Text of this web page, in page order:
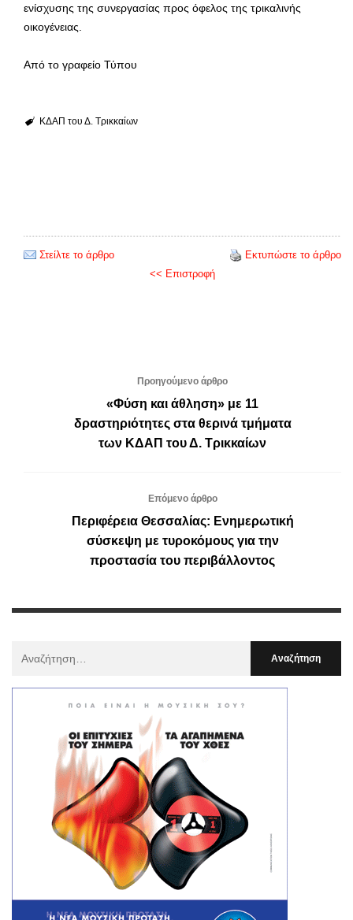
ενίσχυσης της συνεργασίας προς όφελος της τρικαλινής
οικογένειας.
Από το γραφείο Τύπου
ΚΔΑΠ του Δ. Τρικκαίων
Στείλτε το άρθρο
Εκτυπώστε το άρθρο
<< Επιστροφή
Προηγούμενο άρθρο
«Φύση και άθληση» με 11
δραστηριότητες στα θερινά τμήματα
των ΚΔΑΠ του Δ. Τρικκαίων
Επόμενο άρθρο
Περιφέρεια Θεσσαλίας: Ενημερωτική
σύσκεψη με τυροκόμους για την
προστασία του περιβάλλοντος
: